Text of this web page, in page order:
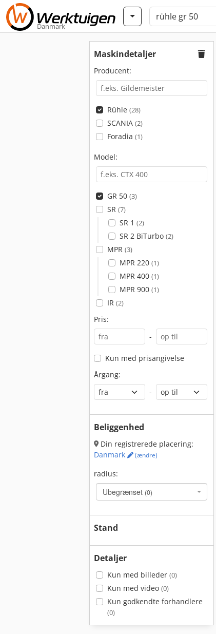
Danmark
Maskindetaljer
Producent:
Rühle (28)
SCANIA (2)
Foradia (1)
Model:
GR 50 (3)
SR (7)
SR 1 (2)
SR 2 BiTurbo (2)
MPR (3)
MPR 220 (1)
MPR 400 (1)
MPR 900 (1)
IR (2)
Pris:
-
Kun med prisangivelse
Årgang:
-
Beliggenhed
Din registrerede placering:
Danmark
(ændre)
radius:
Ubegrænset (0)
Stand
Detaljer
Kun med billeder (0)
Kun med video (0)
Kun godkendte forhandlere
(0)